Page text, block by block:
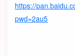
https://
pwd=2au5